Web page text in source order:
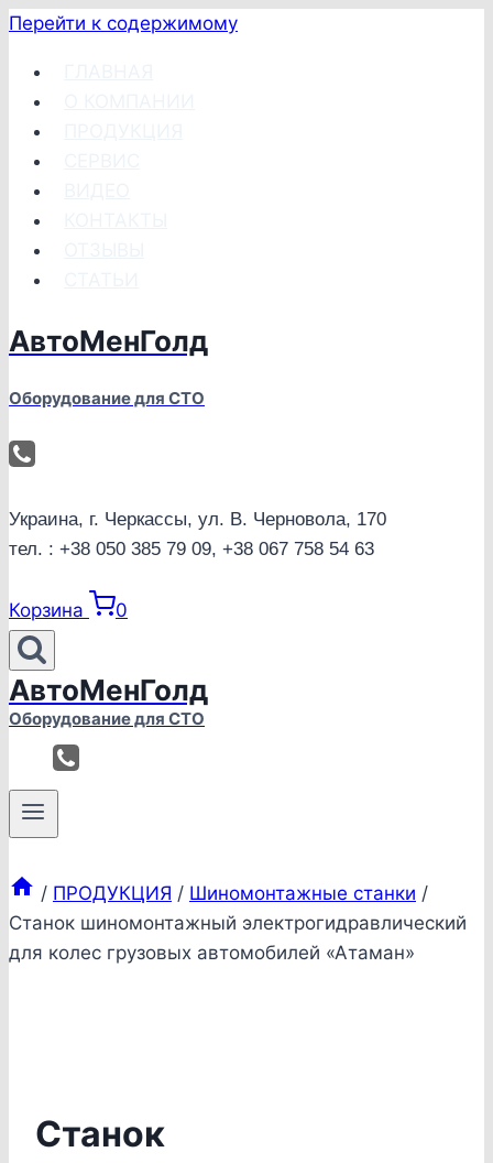
Перейти к содержимому
АвтоМенГолд
Оборудование для СТО
Украина, г. Черкассы, ул. В. Черновола, 170
тел. : +38 050 385 79 09, +38 067 758 54 63
Корзина 0
АвтоМенГолд
Оборудование для СТО
/ ПРОДУКЦИЯ / Шиномонтажные станки /
Станок шиномонтажный электрогидравлический
для колес грузовых автомобилей «Атаман»
Станок